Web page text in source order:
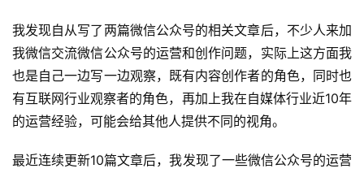
我发现自从写了两篇微信公众号的相关文章后，不少人来加
我微信交流微信公众号的运营和创作问题，实际上这方面我
也是自己一边写一边观察，既有内容创作者的角色，同时也
有互联网行业观察者的角色，再加上我在自媒体行业近10年
的运营经验，可能会给其他人提供不同的视角。
最近连续更新10篇文章后，我发现了一些微信公众号的运营